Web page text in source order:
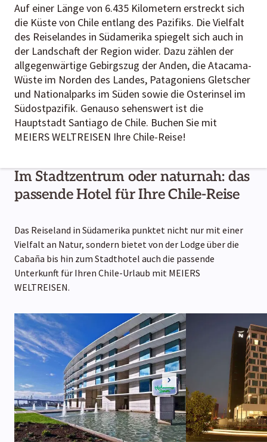
Auf einer Länge von 6.435 Kilometern erstreckt sich
die Küste von Chile entlang des Pazifiks. Die Vielfalt
des Reiselandes in Südamerika spiegelt sich auch in
der Landschaft der Region wider. Dazu zählen der
allgegenwärtige Gebirgszug der Anden, die Atacama-
Wüste im Norden des Landes, Patagoniens Gletscher
und Nationalparks im Süden sowie die Osterinsel im
Südostpazifik. Genauso sehenswert ist die
Hauptstadt Santiago de Chile. Buchen Sie mit
MEIERS WELTREISEN Ihre Chile-Reise!
Im Stadtzentrum oder naturnah: das
passende Hotel für Ihre Chile-Reise
Das Reiseland in Südamerika punktet nicht nur mit einer
Vielfalt an Natur, sondern bietet von der Lodge über die
Cabaña bis hin zum Stadthotel auch die passende
Unterkunft für Ihren Chile-Urlaub mit MEIERS
WELTREISEN.